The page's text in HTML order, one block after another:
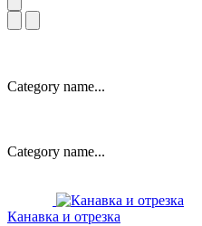
Category name...
Category name...
Канавка и отрезка